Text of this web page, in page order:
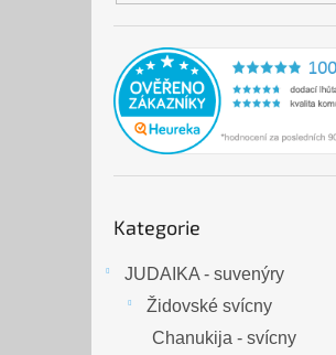
kategorie
Kategorie
JUDAIKA - suvenýry
Židovské svícny
Chanukija - svícny